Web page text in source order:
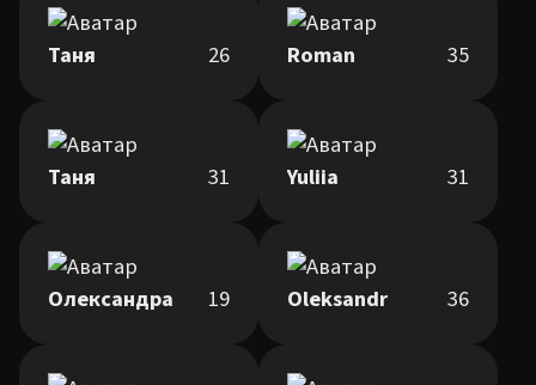
Таня 26 Roman 35
Таня 31 Yuliia 31
Олександра 19 Oleksandr 36